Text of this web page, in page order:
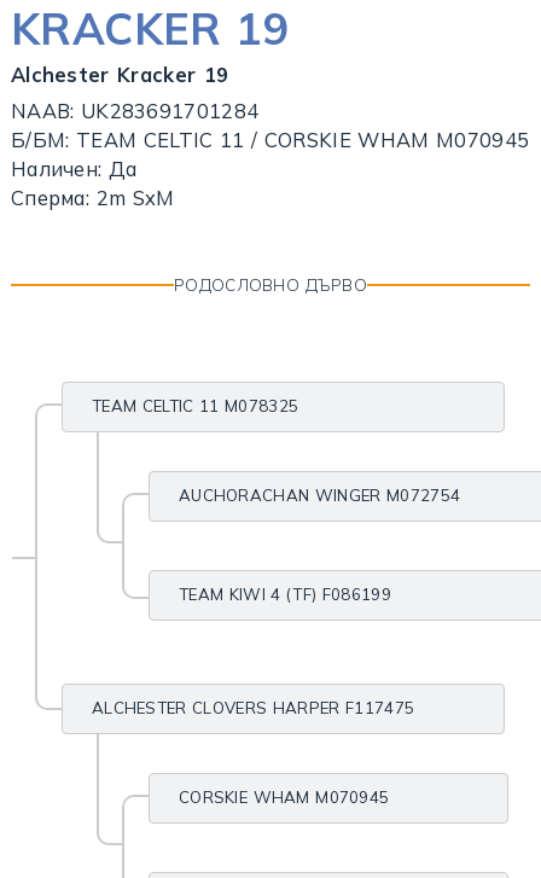
KRACKER 19
Alchester Kracker 19
NAAB: UK283691701284
Б/БМ: TEAM CELTIC 11 / CORSKIE WHAM M070945
Наличен: Да
Сперма: 2m SxM
РОДОСЛОВНО ДЪРВО
TEAM CELTIC 11 M078325
AUCHORACHAN WINGER M072754
TEAM KIWI 4 (TF) F086199
ALCHESTER CLOVERS HARPER F117475
CORSKIE WHAM M070945